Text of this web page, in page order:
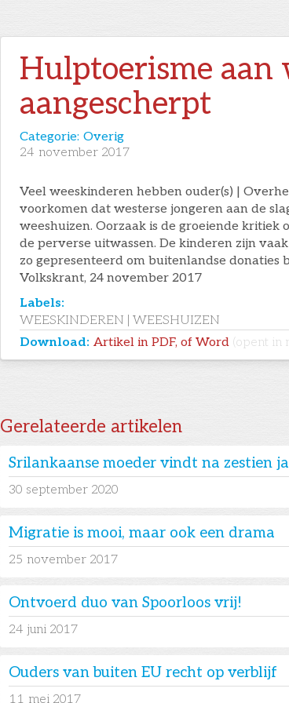
Hulptoerisme aan
aangescherpt
Categorie: Overig
24 november 2017
Veel weeskinderen hebben ouder(s) |
voorkomen dat westerse jongeren aan de
weeshuizen. Oorzaak is de groeiende kritiek
de perverse uitwassen. De kinderen zijn
zo gepresenteerd om buitenlandse donaties
Volkskrant, 24 november 2017
Labels:
WEESKINDEREN | WEESHUIZEN
Download: Artikel in PDF, of Word (opent in
Gerelateerde artikelen
Srilankaanse moeder vindt na zestien
30 september 2020
Migratie is mooi, maar ook een drama
25 november 2017
Ontvoerd duo van Spoorloos vrij!
24 juni 2017
Ouders van buiten EU recht op verblijf
11 mei 2017